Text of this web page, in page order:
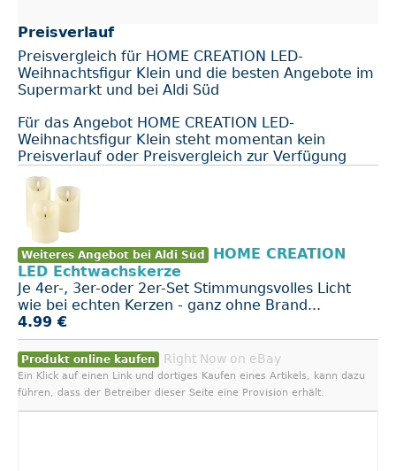
Preisverlauf
Preisvergleich für HOME CREATION LED-
Weihnachtsfigur Klein und die besten Angebote im
Supermarkt und bei Aldi Süd
Für das Angebot HOME CREATION LED-
Weihnachtsfigur Klein steht momentan kein
Preisverlauf oder Preisvergleich zur Verfügung
Weiteres Angebot bei Aldi Süd
HOME CREATION
LED Echtwachskerze
Je 4er-, 3er-oder 2er-Set Stimmungsvolles Licht
wie bei echten Kerzen - ganz ohne Brand...
4.99 €
Produkt online kaufen Right Now on eBay
Ein Klick auf einen Link und dortiges Kaufen eines Artikels, kann dazu
führen, dass der Betreiber dieser Seite eine Provision erhält.